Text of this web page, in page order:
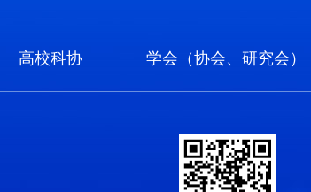
高校科协 学会（协会、研究会）